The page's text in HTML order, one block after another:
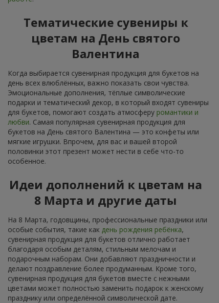
Тематические сувениры к
цветам на День святого
Валентина
Когда выбирается сувенирная продукция для букетов на
день всех влюблённых, важно показать свои чувства.
Эмоциональные дополнения, тёплые символические
подарки и тематический декор, в который входят сувениры
для букетов, помогают создать атмосферу романтики и
любви. Самая популярная сувенирная продукция для
букетов на День святого Валентина — это конфеты или
мягкие игрушки. Впрочем, для вас и вашей второй
половинки этот презент может нести в себе что-то
особенное.
Идеи дополнений к цветам на
8 Марта и другие даты
На 8 Марта, годовщины, профессиональные праздники или
особые события, такие как день рождения ребёнка,
сувенирная продукция для букетов отлично работает
благодаря особым деталям, стильным мелочам и
подарочным наборам. Они добавляют праздничности и
делают поздравление более продуманным. Кроме того,
сувенирная продукция для букетов вместе с нежными
цветами может полностью заменить подарок к женскому
празднику или определённой символической дате.